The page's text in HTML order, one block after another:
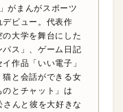
がまんがスポーツ
デビュー。代表作
大学を舞台にした
パス」、ゲーム日記
作品「いい電子」
猫と会話ができる女
とチャット」は
んと彼を大好きな